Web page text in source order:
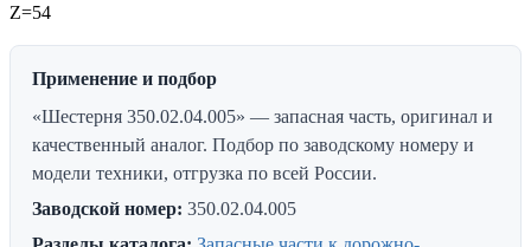
Z=54
Применение и подбор
«Шестерня 350.02.04.005» — запасная часть, оригинал и
качественный аналог. Подбор по заводскому номеру и
модели техники, отгрузка по всей России.
Заводской номер: 350.02.04.005